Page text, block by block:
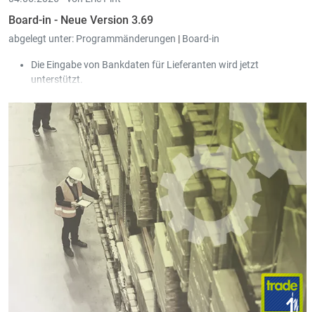
Board-in - Neue Version 3.69
abgelegt unter: Programmänderungen | Board-in
Die Eingabe von Bankdaten für Lieferanten wird jetzt
unterstützt.
man jetzt per Mittelklick den Eintrag in einem neuen Tab öffnen.